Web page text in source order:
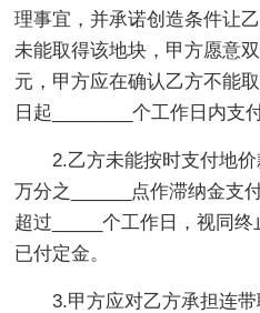
理事宜，并承诺创造条件让
未能取得该地块，甲方愿意
元，甲方应在确认乙方不能
日起________个工作日内支
2.乙方未能按时支付地
万分之______点作滞纳金支
超过_____个工作日，视同
已付定金。
3.甲方应对乙方承担连带